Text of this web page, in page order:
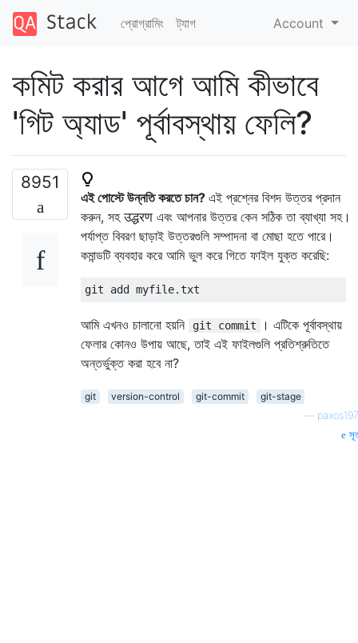
প্রোগ্রামিং ট্যাগ Account
কমিট করার আগে আমি কীভাবে
'গিট অ্যাড' পূর্বাবস্থায় ফেলি?
8951
এই পোস্টে উন্নতি করতে চান? এই প্রশ্নের বিশদ উত্তর প্রদান
করুন, সহ उद्धरण এবং আপনার উত্তর কেন সঠিক তা ব্যাখ্যা সহ।
পর্যাপ্ত বিবরণ ছাড়াই উত্তরগুলি সম্পাদনা বা মোছা হতে পারে।
কমান্ডটি ব্যবহার করে আমি ভুল করে গিতে ফাইল যুক্ত করেছি:
আমি এখনও চালানো হয়নি git commit
। এটিকে পূর্বাবস্থায়
ফেলার কোনও উপায় আছে, তাই এই ফাইলগুলি প্রতিশ্রুতিতে
অন্তর্ভুক্ত করা হবে না?
git version-control git-commit
git-stage